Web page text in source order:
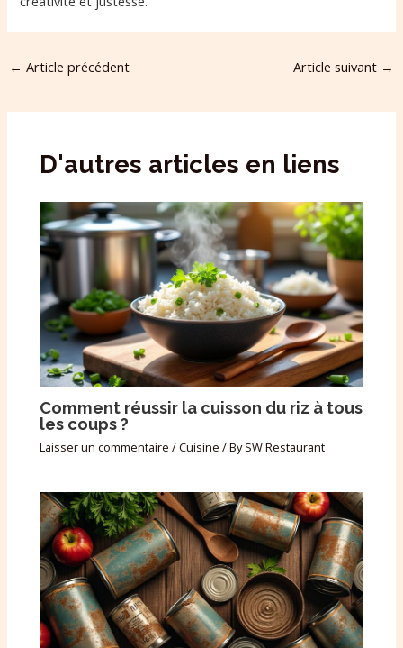
← Article précédent Article suivant →
D'autres articles en liens
Comment réussir la cuisson du riz à tous
les coups ?
Laisser un commentaire /Cuisine / BySW Restaurant